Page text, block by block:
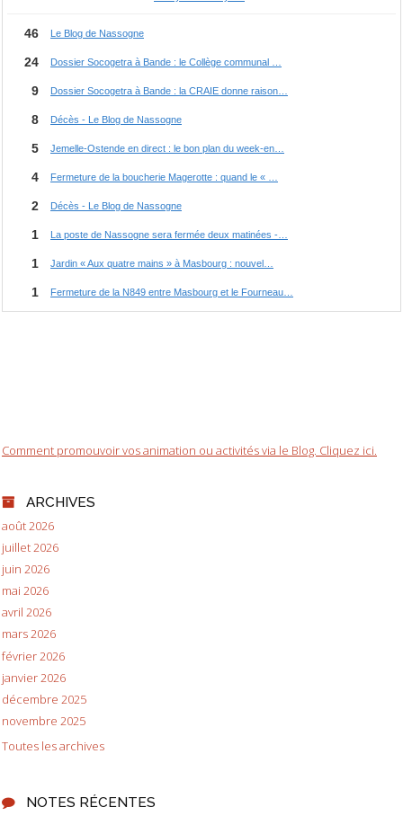
Comment promouvoir vos animation ou activités via le Blog. Cliquez ici.
ARCHIVES
août 2026
juillet 2026
juin 2026
mai 2026
avril 2026
mars 2026
février 2026
janvier 2026
décembre 2025
novembre 2025
Toutes les archives
NOTES RÉCENTES